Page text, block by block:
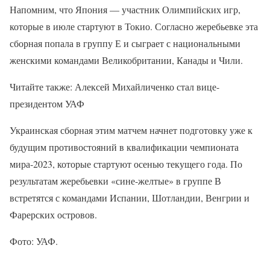
Напомним, что Япония — участник Олимпийских игр,
которые в июле стартуют в Токио. Согласно жеребьевке эта
сборная попала в группу Е и сыграет с национальными
женскими командами Великобритании, Канады и Чили.
Читайте также: Алексей Михайличенко стал вице-
президентом УАФ
Украинская сборная этим матчем начнет подготовку уже к
будущим противостояний в квалификации чемпионата
мира-2023, которые стартуют осенью текущего года. По
результатам жеребьевки «сине-желтые» в группе В
встретятся с командами Испании, Шотландии, Венгрии и
Фарерских островов.
Фото: УАФ.